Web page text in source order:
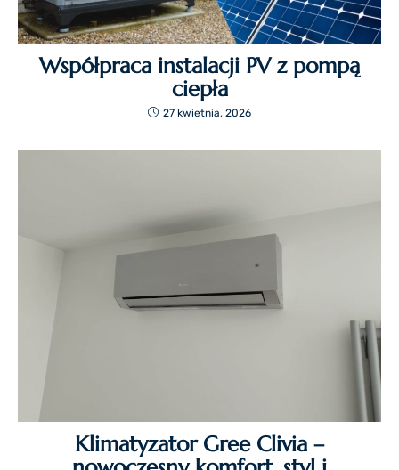
Współpraca instalacji PV z pompą
ciepła
27 kwietnia, 2026
Klimatyzator Gree Clivia –